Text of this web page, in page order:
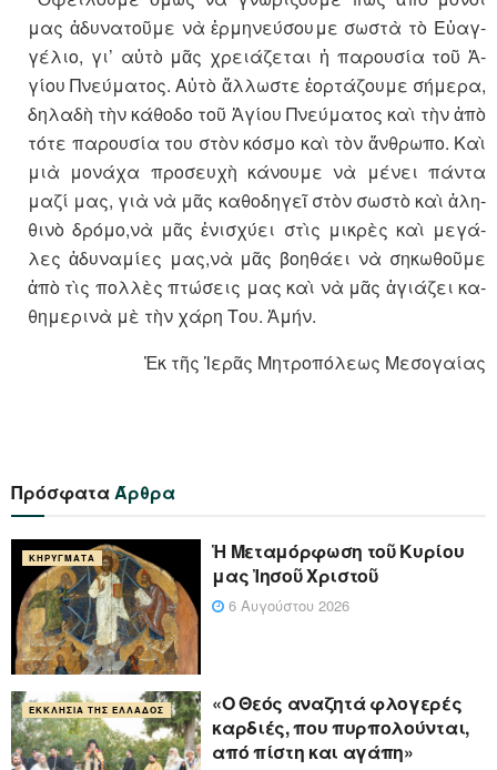
μας ἀ­δυ­να­τοῦμε νὰ ἑρμη­νεύ­σουμε σω­στὰ τὸ Εὐ­αγ­
γέ­λιο, γι’ αὐτὸ μᾶς χρει­ά­ζε­ται ἡ πα­ρου­σία τοῦ Ἁ­
γίου Πνεύ­μα­τος. Αὐτὸ ἄλ­λω­στε ἑ­ορ­τά­ζουμε σή­μερα,
δη­λαδὴ τὴν κά­θοδο τοῦ Ἁ­γίου Πνεύ­μα­τος καὶ τὴν ἀπὸ
τότε πα­ρου­σία του στὸν κό­σμο καὶ τὸν ἄν­θρωπο. Καὶ
μιὰ μο­νάχα προ­σευχὴ κά­νουμε νὰ μέ­νει πάντα
μαζί μας, γιὰ νὰ μᾶς κα­θο­δη­γεῖ στὸν σω­στὸ καὶ ἀ­λη­
θινὸ δρόμο,νὰ μᾶς ἐ­νι­σχύει στὶς μικρὲς καὶ με­γά­
λες ἀ­δυ­να­μίες μας,νὰ μᾶς βο­η­θάει νὰ ση­κω­θοῦμε
ἀπὸ τὶς πολ­λὲς πτώ­σεις μας καὶ νὰ μᾶς ἁ­γι­ά­ζει κα­
θη­με­ρινὰ μὲ τὴν χάρη Του. Ἀ­μήν.
Ἐκ τῆς Ἱερᾶς Μητροπόλεως Μεσογαίας
ΠρόσφαταΆρθρα
ΚΗΡΎΓΜΑΤΑ
Ἡ Μεταμόρφωση τοῦ Κυρίου
μας Ἰησοῦ Χριστοῦ
6 Αυγούστου 2026
ΕΚΚΛΗΣΊΑ ΤΗΣ ΕΛΛΆΔΟΣ
«Ο Θεός αναζητά φλογερές
καρδιές, που πυρπολούνται,
από πίστη και αγάπη»